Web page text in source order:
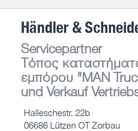
Händler &
Servicepartner
Τόπος
εμπόρου "MAN
und Verkauf
Halleschestr. 22b
06686 Lützen OT Zorbau